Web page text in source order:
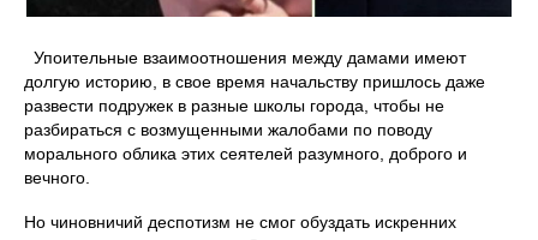
Упоительные взаимоотношения между дамами имеют
долгую историю, в свое время начальству пришлось даже
развести подружек в разные школы города, чтобы не
разбираться с возмущенными жалобами по поводу
морального облика этих сеятелей разумного, доброго и
вечного.
Но чиновничий деспотизм не смог обуздать искренних